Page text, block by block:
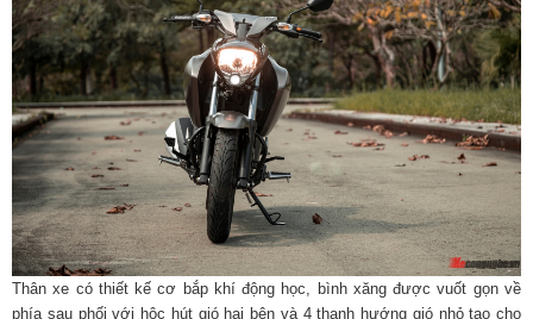
Thân xe có thiết kế cơ bắp khí động học, bình xăng được vuốt gọn về
phía sau phối với hộc hút gió hai bên và 4 thanh hướng gió nhỏ tạo cho